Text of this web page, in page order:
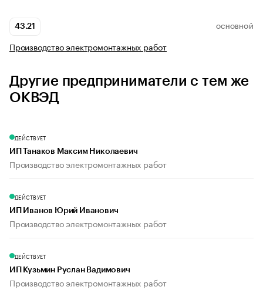
43.21 ОСНОВНОЙ
Производство электромонтажных работ
Другие предприниматели с тем же
ОКВЭД
ДЕЙСТВУЕТ
ИП Танаков Максим Николаевич
Производство электромонтажных работ
ДЕЙСТВУЕТ
ИП Иванов Юрий Иванович
Производство электромонтажных работ
ДЕЙСТВУЕТ
ИП Кузьмин Руслан Вадимович
Производство электромонтажных работ